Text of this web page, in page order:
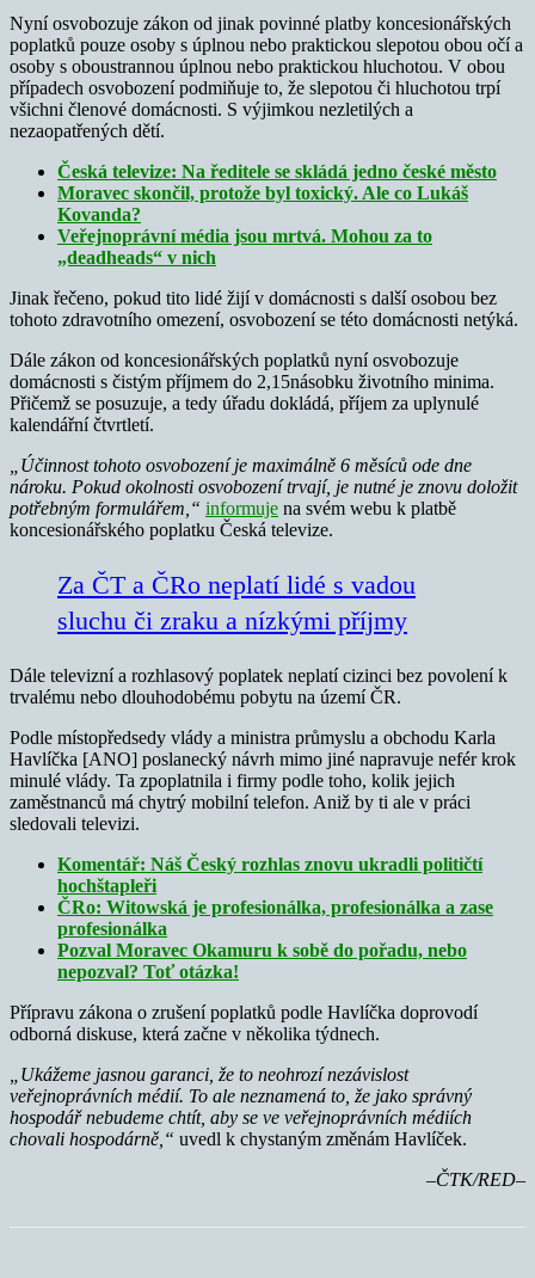
Nyní osvobozuje zákon od jinak povinné platby koncesionářských
poplatků pouze osoby s úplnou nebo praktickou slepotou obou očí a
osoby s oboustrannou úplnou nebo praktickou hluchotou. V obou
případech osvobození podmiňuje to, že slepotou či hluchotou trpí
všichni členové domácnosti. S výjimkou nezletilých a
nezaopatřených dětí.
Česká televize: Na ředitele se skládá jedno české město
Moravec skončil, protože byl toxický. Ale co Lukáš
Kovanda?
Veřejnoprávní média jsou mrtvá. Mohou za to
„deadheads“ v nich
Jinak řečeno, pokud tito lidé žijí v domácnosti s další osobou bez
tohoto zdravotního omezení, osvobození se této domácnosti netýká.
Dále zákon od koncesionářských poplatků nyní osvobozuje
domácnosti s čistým příjmem do 2,15násobku životního minima.
Přičemž se posuzuje, a tedy úřadu dokládá, příjem za uplynulé
kalendářní čtvrtletí.
„Účinnost tohoto osvobození je maximálně 6 měsíců ode dne
nároku. Pokud okolnosti osvobození trvají, je nutné je znovu doložit
potřebným formulářem,“ informuje na svém webu k platbě
koncesionářského poplatku Česká televize.
Za ČT a ČRo neplatí lidé s vadou
sluchu či zraku a nízkými příjmy
Dále televizní a rozhlasový poplatek neplatí cizinci bez povolení k
trvalému nebo dlouhodobému pobytu na území ČR.
Podle místopředsedy vlády a ministra průmyslu a obchodu Karla
Havlíčka [ANO] poslanecký návrh mimo jiné napravuje nefér krok
minulé vlády. Ta zpoplatnila i firmy podle toho, kolik jejich
zaměstnanců má chytrý mobilní telefon. Aniž by ti ale v práci
sledovali televizi.
Komentář: Náš Český rozhlas znovu ukradli političtí
hochštapleři
ČRo: Witowská je profesionálka, profesionálka a zase
profesionálka
Pozval Moravec Okamuru k sobě do pořadu, nebo
nepozval? Toť otázka!
Přípravu zákona o zrušení poplatků podle Havlíčka doprovodí
odborná diskuse, která začne v několika týdnech.
„Ukážeme jasnou garanci, že to neohrozí nezávislost
veřejnoprávních médií. To ale neznamená to, že jako správný
hospodář nebudeme chtít, aby se ve veřejnoprávních médiích
chovali hospodárně,“ uvedl k chystaným změnám Havlíček.
–ČTK/RED–